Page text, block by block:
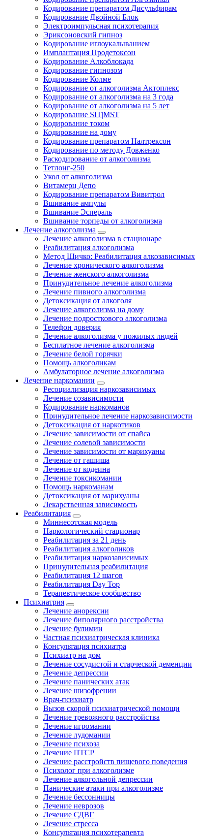
Кодирование препаратом Дисульфирам
Кодирование Двойной Блок
Электроимпульсная психотерапия
Эриксоновский гипноз
Кодирование иглоукалыванием
Имплантация Продетоксон
Кодирование Алкоблокада
Кодирование гипнозом
Кодирование Колме
Кодирование от алкоголизма Актоплекс
Кодирование от алкоголизма на 3 года
Кодирование от алкоголизма на 5 лет
Кодирование SIT|MST
Кодирование током
Кодирование на дому
Кодирование препаратом Налтрексон
Кодирование по методу Довженко
Раскодирование от алкоголизма
Тетлонг-250
Укол от алкоголизма
Витамерц Депо
Кодирование препаратом Вивитрол
Вшивание ампулы
Вшивание Эспераль
Вшивание торпеды от алкоголизма
Лечение алкоголизма
Лечение алкоголизма в стационаре
Реабилитация алкоголизма
Метод Шичко: Реабилитация алкозависимых
Лечение хронического алкоголизма
Лечение женского алкоголизма
Принудительное лечение алкоголизма
Лечение пивного алкоголизма
Детоксикация от алкоголя
Лечение алкоголизма на дому
Лечение подросткового алкоголизма
Телефон доверия
Лечение алкоголизма у пожилых людей
Бесплатное лечение алкоголизма
Лечение белой горячки
Помощь алкоголикам
Амбулаторное лечение алкоголизма
Лечение наркомании
Ресоциализация наркозависимых
Лечение созависимости
Кодирование наркоманов
Принудительное лечение наркозависимости
Детоксикация от наркотиков
Лечение зависимости от спайса
Лечение солевой зависимости
Лечение зависимости от марихуаны
Лечение от гашиша
Лечение от кодеина
Лечение токсикомании
Помощь наркоманам
Детоксикация от марихуаны
Лекарственная зависимость
Реабилитация
Миннесотская модель
Наркологический стационар
Реабилитация за 21 день
Реабилитация алкоголиков
Реабилитация наркозависимых
Принудительная реабилитация
Реабилитация 12 шагов
Реабилитация Day Top
Терапевтическое сообщество
Психиатрия
Лечение анорексии
Лечение биполярного расстройства
Лечение булимии
Частная психиатрическая клиника
Консультация психиатра
Психиатр на дом
Лечение сосудистой и старческой деменции
Лечение депрессии
Лечение панических атак
Лечение шизофрении
Врач-психиатр
Вызов скорой психиатрической помощи
Лечение тревожного расстройства
Лечение игромании
Лечение лудомании
Лечение психоза
Лечение ПТСР
Лечение расстройств пищевого поведения
Психолог при алкоголизме
Лечение алкогольной депрессии
Панические атаки при алкоголизме
Лечение бессонницы
Лечение неврозов
Лечение СДВГ
Лечение стресса
Консультация психотерапевта